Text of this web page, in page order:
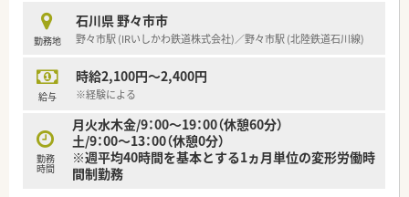
勤務地
石川県 野々市市
野々市駅 (IRいしかわ鉄道株式会社)／野々市駅 (北陸鉄道石川線)
給与
時給2,100円～2,400円
※経験による
勤務
時間
月火水木金/9：00～19：00（休憩60分）
土/9：00～13：00（休憩0分）
※週平均40時間を基本とする1ヵ月単位の変形労働時
間制勤務